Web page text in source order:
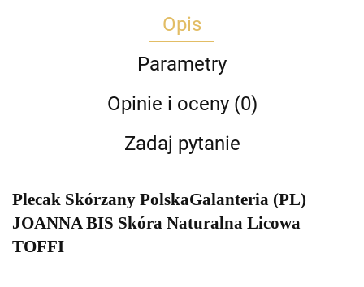
Opis
Parametry
Opinie i oceny (0)
Zadaj pytanie
Plecak Skórzany PolskaGalanteria (PL)
JOANNA BIS Skóra Naturalna Licowa
TOFFI